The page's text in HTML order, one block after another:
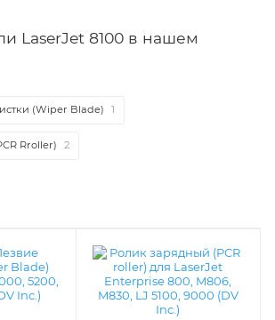
LaserJet 8100 в нашем
(Wiper Blade) 1
Rroller) 2